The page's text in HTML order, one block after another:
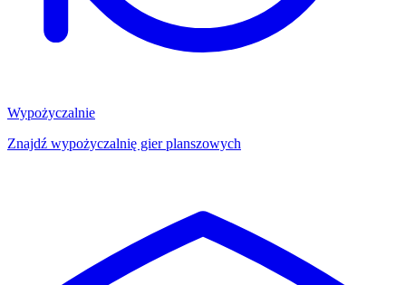
Wypożyczalnie
Znajdź wypożyczalnię gier planszowych